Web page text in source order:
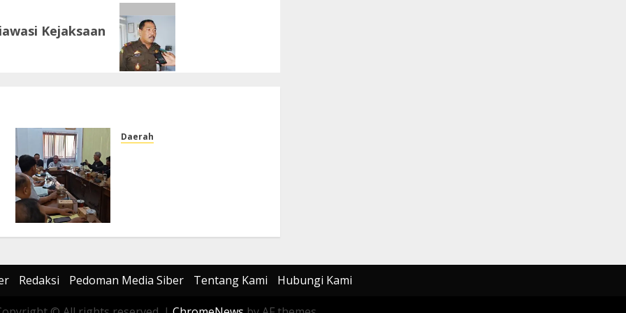
Kejaksaan
Daerah
JULI 23, 2026 0
Redaksi Pedoman Media Siber Tentang Kami Hubungi Kami